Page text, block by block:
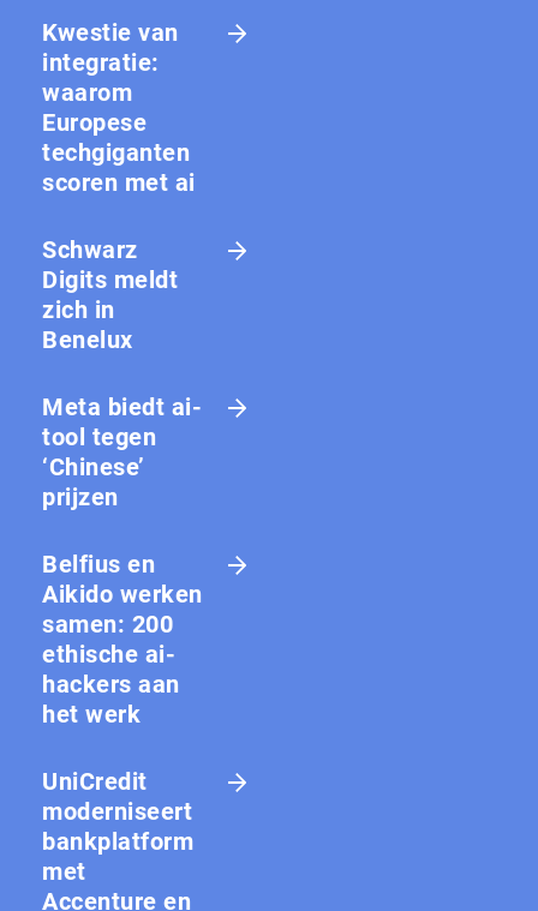
Kwestie van
integratie:
waarom
Europese
techgiganten
scoren met ai
Schwarz
Digits meldt
zich in
Benelux
Meta biedt ai-
tool tegen
‘Chinese’
prijzen
Belfius en
Aikido werken
samen: 200
ethische ai-
hackers aan
het werk
UniCredit
moderniseert
bankplatform
met
Accenture en